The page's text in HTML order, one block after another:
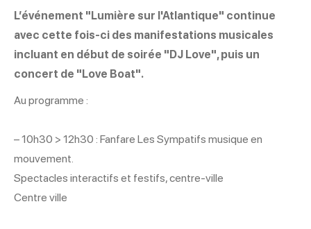
L’événement "Lumière sur l'Atlantique" continue
avec cette fois-ci des manifestations musicales
incluant en début de soirée "DJ Love", puis un
concert de "Love Boat".
Au programme :
– 10h30 > 12h30 : Fanfare Les Sympatifs musique en
mouvement.
Spectacles interactifs et festifs, centre-ville
Centre ville